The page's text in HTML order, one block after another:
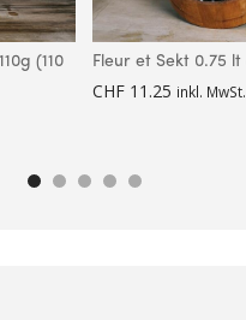
(110
Fleur et Sekt 0.75 lt
CHF 11.25 inkl. MwSt.